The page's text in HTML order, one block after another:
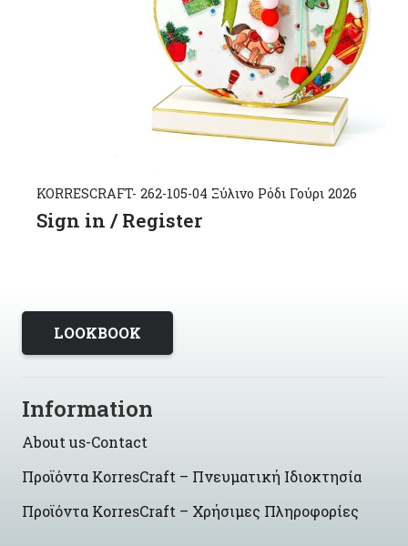
KORRESCRAFT- 262-105-04 Ξύλινο Ρόδι Γούρι 2026
Sign in / Register
LOOKBOOK
Information
About us-Contact
Προϊόντα KorresCraft – Πνευματική Ιδιοκτησία
Προϊόντα KorresCraft – Χρήσιμες Πληροφορίες